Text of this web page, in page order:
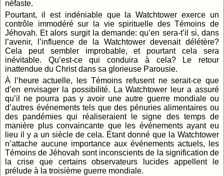
néfaste.
Pourtant, il est indéniable que la Watchtower exerce un
contrôle immodéré sur la vie spirituelle des Témoins de
Jéhovah. Et alors surgit la demande: qu’en sera-t’il si, dans
l’avenir, l’influence de la Watchtower devenait délétère?
Cela peut sembler improbable, et pourtant cela sera
inévitable. Qu’est-ce qui conduira à cela? Le retour
inattendue du Christ dans sa glorieuse Parousie.
À l’heure actuelle, les Témoins refusent ne serait-ce que
d’en envisager la possibilité. La Watchtower leur a assuré
qu’il ne pourra pas y avoir une autre guerre mondiale ou
d’autres événements tels que des pénuries alimentaires ou
des pandémies qui réaliseraient le signe des temps de
manière plus convaincante que les événements ayant eu
lieu il y a un siècle de cela. Étant donné que la Watchtower
n’attache aucune importance aux événements actuels, les
Témoins de Jéhovah sont inconscients de la signification de
la crise que certains observateurs lucides appellent le
prélude à la troisième guerre mondiale.